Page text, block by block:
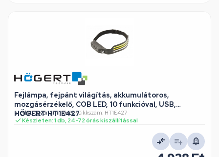
Fejlámpa, fejpánt világítás, akkumulátoros,
mozgásérzékelő, COB LED, 10 funkcióval, USB,
HÖGERT HT1E427
eredeti (gyári) minőség•Cikkszám: HT1E427
Készleten: 1 db, 24-72 órás kiszállítással